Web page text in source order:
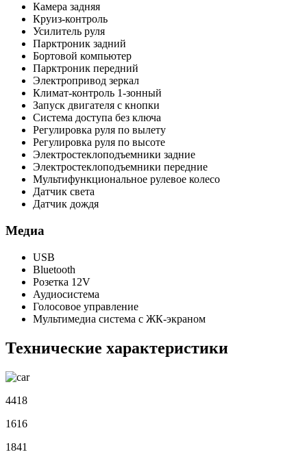
Камера задняя
Круиз-контроль
Усилитель руля
Парктроник задний
Бортовой компьютер
Парктроник передний
Электропривод зеркал
Климат-контроль 1-зонный
Запуск двигателя с кнопки
Система доступа без ключа
Регулировка руля по вылету
Регулировка руля по высоте
Электростеклоподъемники задние
Электростеклоподъемники передние
Мультифункциональное рулевое колесо
Датчик света
Датчик дождя
Медиа
USB
Bluetooth
Розетка 12V
Аудиосистема
Голосовое управление
Мультимедиа система с ЖК-экраном
Технические характеристики
4418
1616
1841